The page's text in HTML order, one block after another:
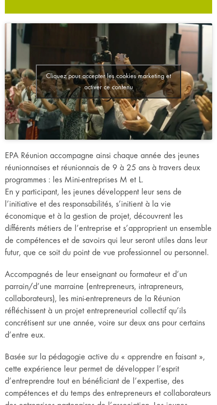
Cliquez pour accepter les cookies marketing et
activer ce contenu
EPA Réunion accompagne ainsi chaque année des jeunes
réunionnaises et réunionnais de 9 à 25 ans à travers deux
programmes : les Mini-entreprises M et L.
En y participant, les jeunes développent leur sens de
l’initiative et des responsabilités, s’initient à la vie
économique et à la gestion de projet, découvrent les
différents métiers de l’entreprise et s’approprient un ensemble
de compétences et de savoirs qui leur seront utiles dans leur
futur, que ce soit du point de vue professionnel ou personnel.
Accompagnés de leur enseignant ou formateur et d’un
parrain/d’une marraine (entrepreneurs, intrapreneurs,
collaborateurs), les mini-entrepreneurs de la Réunion
réfléchissent à un projet entrepreneurial collectif qu’ils
concrétisent sur une année, voire sur deux ans pour certains
d’entre eux.
Basée sur la pédagogie active du « apprendre en faisant »,
cette expérience leur permet de développer l’esprit
d’entreprendre tout en bénéficiant de l’expertise, des
compétences et du temps des entrepreneurs et collaborateurs